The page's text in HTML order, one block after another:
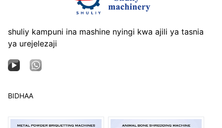
shuliy kampuni ina mashine nyingi kwa ajili ya tasnia
ya urejelezaji
BIDHAA